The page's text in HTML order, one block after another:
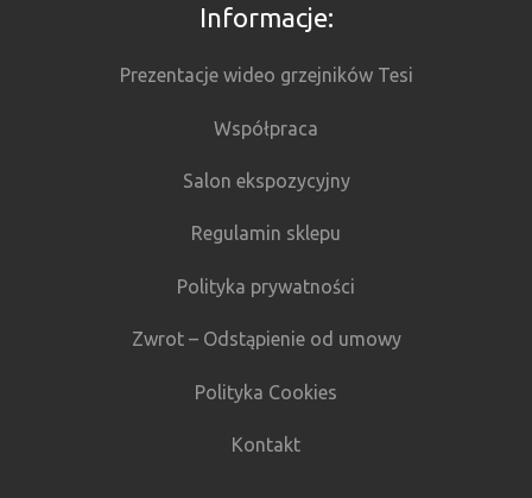
Informacje:
Prezentacje wideo grzejników Tesi
Współpraca
Salon ekspozycyjny
Regulamin sklepu
Polityka prywatności
Zwrot – Odstąpienie od umowy
Polityka Cookies
Kontakt